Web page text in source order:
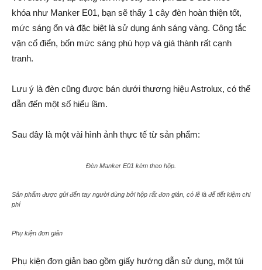
khóa như Manker E01, bạn sẽ thấy 1 cây đèn hoàn thiện tốt,
mức sáng ổn và đặc biệt là sử dụng ánh sáng vàng. Công tắc
vặn cổ điển, bốn mức sáng phù hợp và giá thành rất cạnh
tranh.
Lưu ý là đèn cũng được bán dưới thương hiệu Astrolux, có thể
dẫn đến một số hiểu lầm.
Sau đây là một vài hình ảnh thực tế từ sản phẩm:
Đèn Manker E01 kèm theo hộp.
Sản phẩm được gửi đến tay người dùng bởi hộp rất đơn giản, có lẽ là để tiết kiệm chi
phí
Phụ kiện đơn giản
Phụ kiện đơn giản bao gồm giấy hướng dẫn sử dụng, một túi